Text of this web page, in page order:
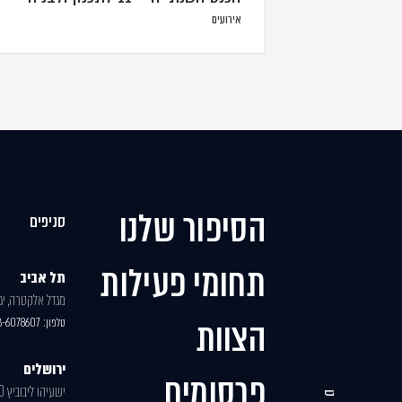
אירועים
הסיפור שלנו
תחומי פעילות
הצוות
סניפים
תל אביב
מגדל אלקטרה,
טלפון: 6078607
ירושלים
ישעיהו ליבוביץ 30, בניין 2